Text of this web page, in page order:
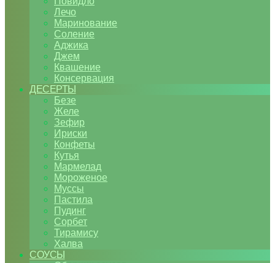
Лечо
Маринование
Соление
Аджика
Джем
Квашение
Консервация
ДЕСЕРТЫ
Безе
Желе
Зефир
Ириски
Конфеты
Кутья
Мармелад
Мороженое
Муссы
Пастила
Пудинг
Сорбет
Тирамису
Халва
СОУСЫ